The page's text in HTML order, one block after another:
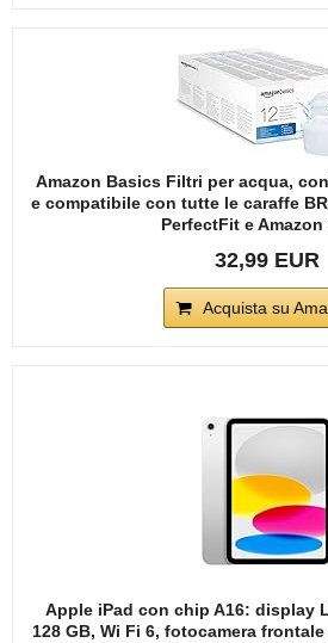
Amazon Basics Filtri per acqua,
e compatibile con tutte le caraffe
PerfectFit e
32,99 EUR
Acquista su
Apple iPad con chip A16: display
128 GB, Wi Fi 6, fotocamera